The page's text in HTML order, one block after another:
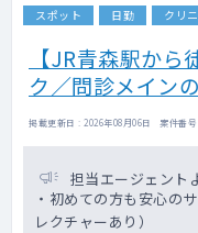
スポット 日勤 クリ
【JR青森駅か
ク／問診メイン
掲載更新日 : 2026年08月06日 案件番
担当エージェント
・初めての方も安心の
レクチャーあり）